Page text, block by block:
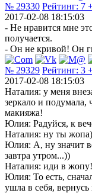
№ 29330 Рейтинг: 7
2017-02-08 18:15:03
- Не нравится мне
получается.
- Он не кривой! Он
№ 29329 Рейтинг: 3
2017-02-08 18:15:03
Наталия: у меня
зеркало и подумала,
макияжа!
Юлия: Радуйся, к
Наталия: ну ты
Юлия: А, ну значит
завтра утром...))
Наталия: иди в
Юлия: То есть,
ушла в себя, вернусь